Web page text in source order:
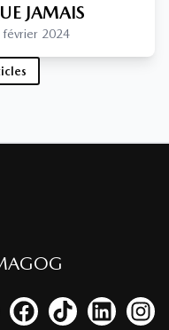
JAMAIS
février 2024
notre compte Twitter
vers notre chaîne
Lien vers notre page
Lien vers notre
Lien vers
Lien